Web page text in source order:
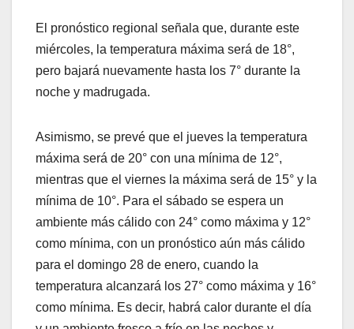
El pronóstico regional señala que, durante este
miércoles, la temperatura máxima será de 18°,
pero bajará nuevamente hasta los 7° durante la
noche y madrugada.
Asimismo, se prevé que el jueves la temperatura
máxima será de 20° con una mínima de 12°,
mientras que el viernes la máxima será de 15° y la
mínima de 10°. Para el sábado se espera un
ambiente más cálido con 24° como máxima y 12°
como mínima, con un pronóstico aún más cálido
para el domingo 28 de enero, cuando la
temperatura alcanzará los 27° como máxima y 16°
como mínima. Es decir, habrá calor durante el día